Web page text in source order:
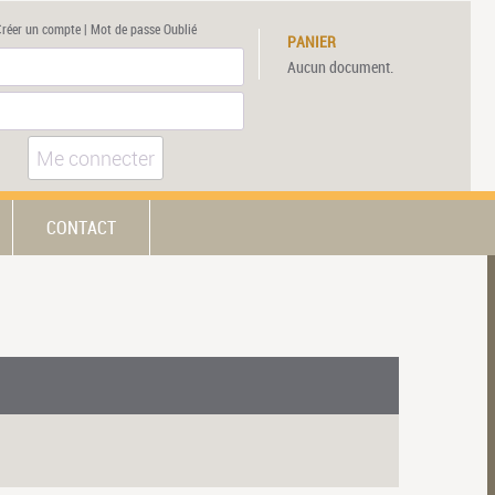
un compte| Mot de passe Oublié
Me connecter
PANIER
Aucun document.
CONTACT